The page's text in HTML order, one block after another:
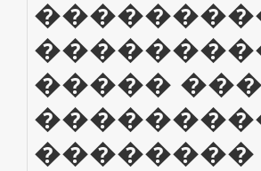
�����